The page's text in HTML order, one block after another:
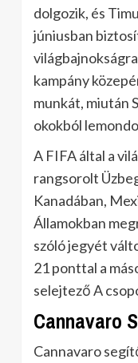
dolgozik, és
júniusban
kampány
munkát, miután
okokból
A FIFA által a
rangsorolt
Kanadában,
Államokban
szóló jegyét
21 ponttal a
selejtező A
Cannavaro
Cannavaro